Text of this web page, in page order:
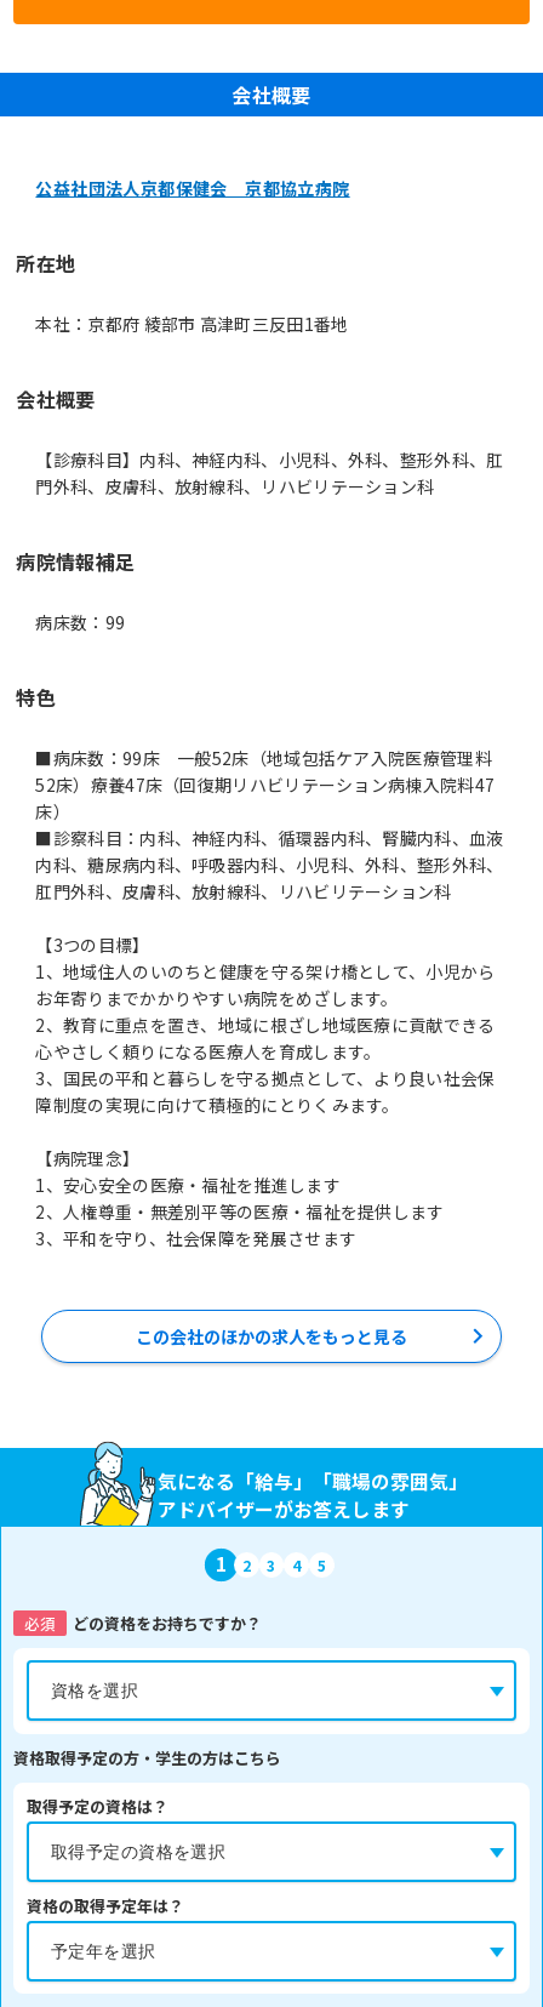
会社概要
公益社団法人京都保健会 京都協立病院
所在地
本社：京都府 綾部市 高津町三反田1番地
会社概要
【診療科目】内科、神経内科、小児科、外科、整形外科、肛
門外科、皮膚科、放射線科、リハビリテーション科
病院情報補足
病床数：99
特色
■病床数：99床 一般52床（地域包括ケア入院医療管理料
52床）療養47床（回復期リハビリテーション病棟入院料47
床）
■診察科目：内科、神経内科、循環器内科、腎臓内科、血液
内科、糖尿病内科、呼吸器内科、小児科、外科、整形外科、
肛門外科、皮膚科、放射線科、リハビリテーション科
【3つの目標】
1、地域住人のいのちと健康を守る架け橋として、小児から
お年寄りまでかかりやすい病院をめざします。
2、教育に重点を置き、地域に根ざし地域医療に貢献できる
心やさしく頼りになる医療人を育成します。
3、国民の平和と暮らしを守る拠点として、より良い社会保
障制度の実現に向けて積極的にとりくみます。
【病院理念】
1、安心安全の医療・福祉を推進します
2、人権尊重・無差別平等の医療・福祉を提供します
3、平和を守り、社会保障を発展させます
この会社のほかの求人をもっと見る
気になる「給与」「職場の雰囲気」
アドバイザーがお答えします
1 2 3 4 5
必須 どの資格をお持ちですか？
資格取得予定の方・学生の方はこちら
取得予定の資格は？
資格の取得予定年は？